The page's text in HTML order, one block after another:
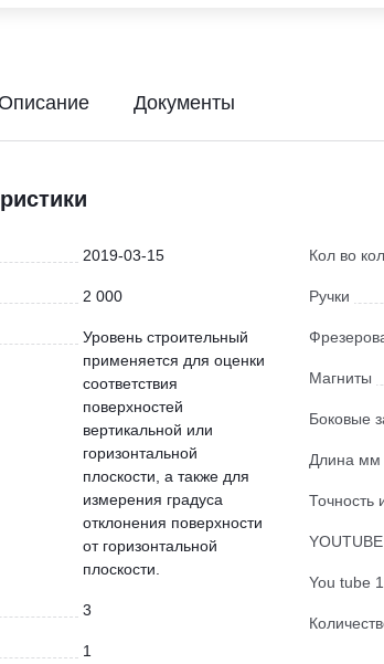
2019-03-15
2 000
Уровень строительный
применяется для оценки
соответствия
поверхностей
вертикальной или
горизонтальной
плоскости, а также для
измерения градуса
отклонения поверхности
от горизонтальной
плоскости.
3
1
Кол во
Ручки
Магниты
Боковые
Длина мм
Точность
YOUTUBE
You tube 1
Документы